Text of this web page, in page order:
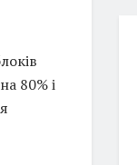
80% і